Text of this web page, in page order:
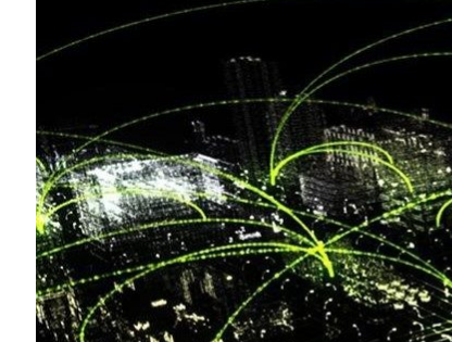
Compartilhe
A indústria de telecomunicações
permitindo tudo, desde telefones
entanto, a indústria há muito é
Uma pesquisa recente com mais
mundo descobriu o mesmo tom
estratégias de IA.
Para obter uma visão mais
onde está indo, a primeirapesquisa
perguntas que abrangem uma